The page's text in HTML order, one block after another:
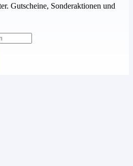
Gutscheine, Sonderaktionen und